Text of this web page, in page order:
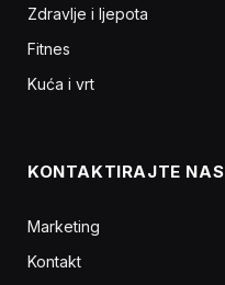
Zdravlje i ljepota
Fitnes
Kuća i vrt
KONTAKTIRAJTE NAS
Marketing
Kontakt